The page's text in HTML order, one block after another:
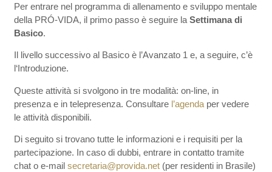
Per entrare nel programma di allenamento e sviluppo mentale
della PRÓ-VIDA, il primo passo è seguire laSettimana di
Basico.
Il livello successivo al Basico è l’Avanzato 1 e, a seguire, c’è
l‘Introduzione.
Queste attività si svolgono in tre modalità: on-line, in
presenza e in telepresenza. Consultare l’agenda per vedere
le attività disponibili.
Di seguito si trovano tutte le informazioni e i requisiti per la
partecipazione. In caso di dubbi, entrare in contatto tramite
chat o e-mailsecretaria@provida.net (per residenti in Brasile)